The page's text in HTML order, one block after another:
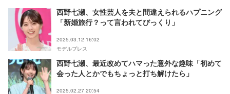
西野七瀬、女性芸人を夫と間違えられるハプニング
「新婚旅行？って言われてびっくり」
2025.03.12 16:02
モデルプレス
西野七瀬、最近改めてハマった意外な趣味「初めて
会った人とかでもちょっと打ち解けたら」
2025.02.27 20:54